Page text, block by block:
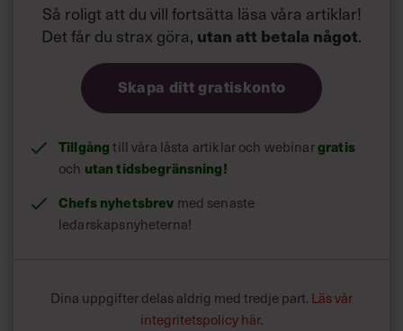
Så roligt att du vill fortsätta läsa våra artiklar!
Det får du strax göra, utan att betala något.
Skapa ditt gratiskonto
Tillgångtill våra låsta artiklar och webinargratis
och utan tidsbegränsning!
Chefs nyhetsbrev med senaste
ledarskapsnyheterna!
Dina uppgifter delas aldrig med tredje part. Läs vår
integritetspolicy här.